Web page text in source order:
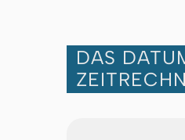
DAS